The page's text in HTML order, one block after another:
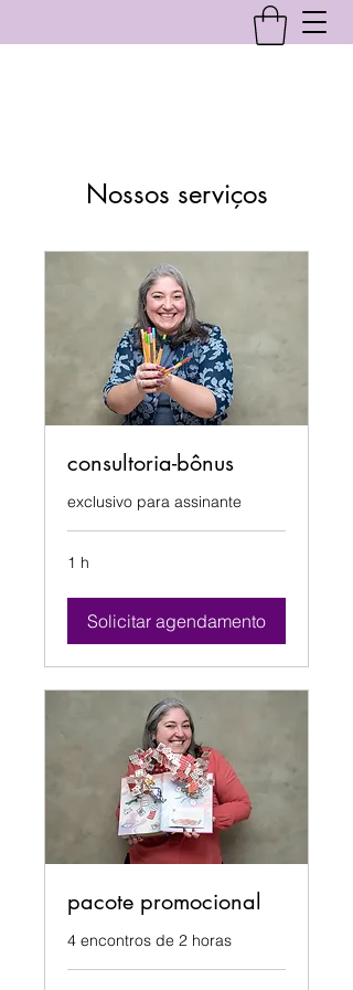
Nossos serviços
consultoria-bônus
exclusivo para assinante
1 h
Solicitar agendamento
pacote promocional
4 encontros de 2 horas